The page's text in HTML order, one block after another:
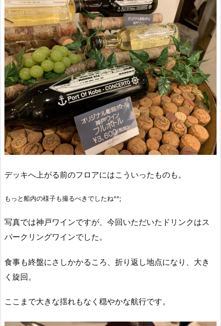
デッキへ上がる前のフロアにはこういったものも。
もっと船内の様子も撮るべきでしたね^^;
写真では神戸ワインですが、今回いただいたドリンクはス
パークリングワインでした。
食事も終盤にさしかかるころ、折り返し地点になり、大き
く旋回。
ここまで大きな揺れもなく穏やかな航行です。